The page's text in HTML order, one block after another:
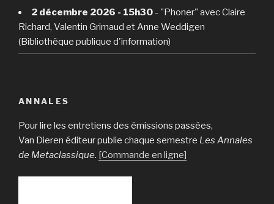
2 décembre 2026 - 15h30 - "Phoner" avec Claire
Richard, Valentin Grimaud et Anne Weddigen
(Bibliothèque publique d'information)
ANNALES
Pour lire les entretiens des émissions passées,
Van Dieren éditeur publie chaque semestre Les Annales
de Metaclassique. [Commande en ligne]